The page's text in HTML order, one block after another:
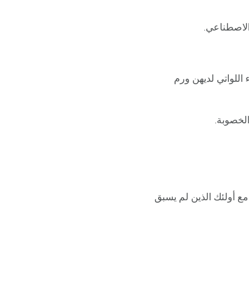
لديهن ورم
أولئك الذين لم يسبق